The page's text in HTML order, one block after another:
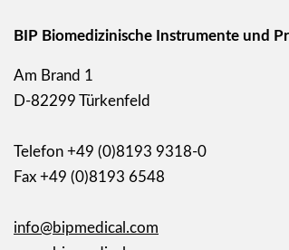
BIP Biomedizinische Instrumente und
Am Brand 1
D-82299 Türkenfeld
Telefon +49 (0)8193 9318-0
Fax +49 (0)8193 6548
info@bipmedical.com